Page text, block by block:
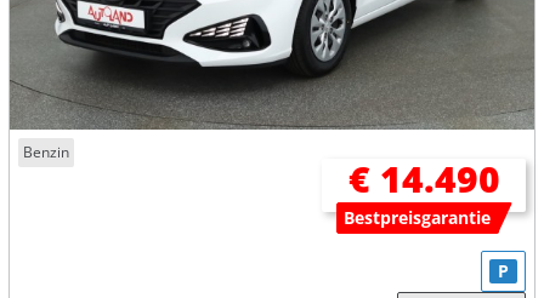
Benzin
€ 14.490
Bestpreisgarantie
P